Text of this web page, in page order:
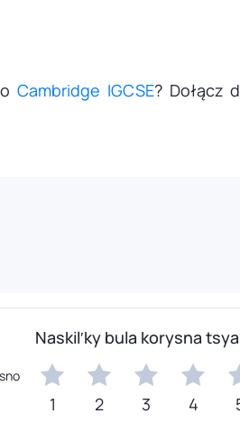
Cambridge IGCSE? Dołącz
Naskilʹky bula korysna
1 2 3 4